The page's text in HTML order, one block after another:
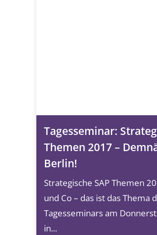
Tagesseminar:
Themen 2017 –
Berlin!
Strategische SAP Themen
und Co – das ist das Thema
Tagesseminars am
in...